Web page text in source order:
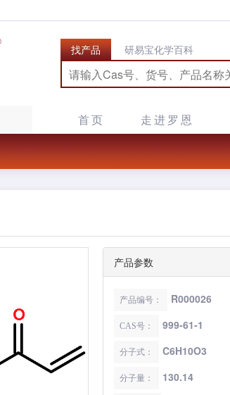
找产品 研易宝化学百科
首页 走进罗恩
产品参数
产品编号： R000026
CAS号： 999-61-1
分子式： C6H10O3
分子量： 130.14